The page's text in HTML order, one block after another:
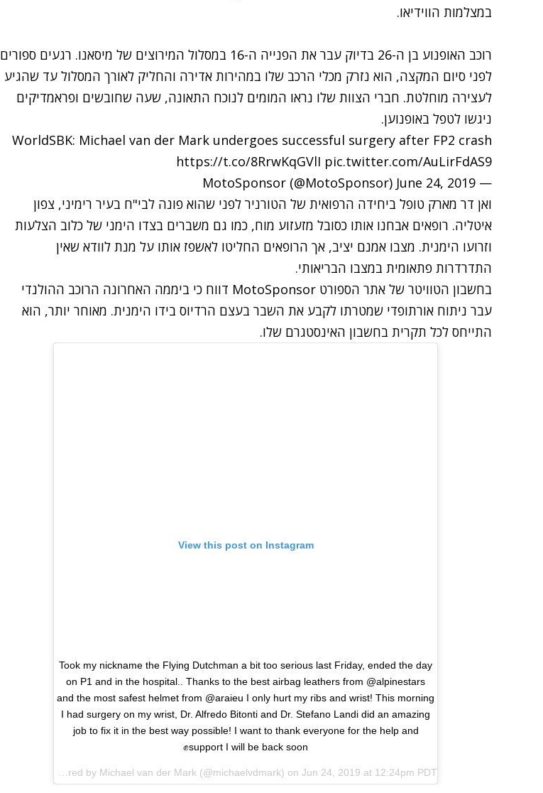
במצלמות הווידיאו.
רוכב האופנוע בן ה-26 בדיוק עבר את הפנייה ה-16 במסלול המירוצים של מיסאנו. רגעים ספורים
לפני סיום המקצה, הוא נזרק מכלי הרכב שלו במהירות אדירה והחליק לאורך המסלול עד שהגיע
לעצירה מוחלטת. חברי הצוות שלו נראו המומים לנוכח התאונה, שעה שחובשים ופראמדיקים
ניגשו לטפל באופנוען.
WorldSBK: Michael van der Mark undergoes successful surgery after FP2 crash
https://t.co/8RrwKqGVlI pic.twitter.com/AuLirFdAS9
— MotoSponsor (@MotoSponsor)
June 24, 2019
ואן דר מארק טופל ביחידה הרפואית של הטורניר לפני שהוא פונה לבי"ח בעיר רימיני, צפון
איטליה. רופאים אבחנו אותו כסובל מזעזוע מוח, כמו גם משברים בצדו הימני של כלוב הצלעות
וזרועו הימנית. מצבו אמנם יציב, אך הרופאים החליטו לאשפז אותו על מנת לוודא שאין
התדרדרות פתאומית במצבו הבריאותי.
בחשבון הטוויטר של אתר הספורט MotoSponsor דווח כי ביממה האחרונה הרוכב ההולנדי
עבר ניתוח אורתופדי שמטרתו לקבע את השבר בעצם הרדיוס בידו הימנית. מאוחר יותר, הוא
התייחס לכל תקרית בחשבון האינסטגרם שלו.
View this post on Instagram
Took my nickname the Flying Dutchman a bit too serious last Friday, ended the day
on P1 and in the hospital.. Thanks to the best airbag leathers from @alpinestars
and the most safest helmet from @araieu I only hurt my ribs and wrist! This morning
I had surgery on my wrist, Dr. Alfredo Bitonti and Dr. Stefano Landi did an amazing
job to fix it in the best way possible! I want to thank everyone for the help and
support I will be back soon✊
Michael van der Mark (@michaelvdmark) on Jun 24, 2019 at 12:24pm PDT